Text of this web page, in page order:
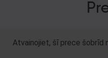
Atvainojiet, šī prece šobrīd